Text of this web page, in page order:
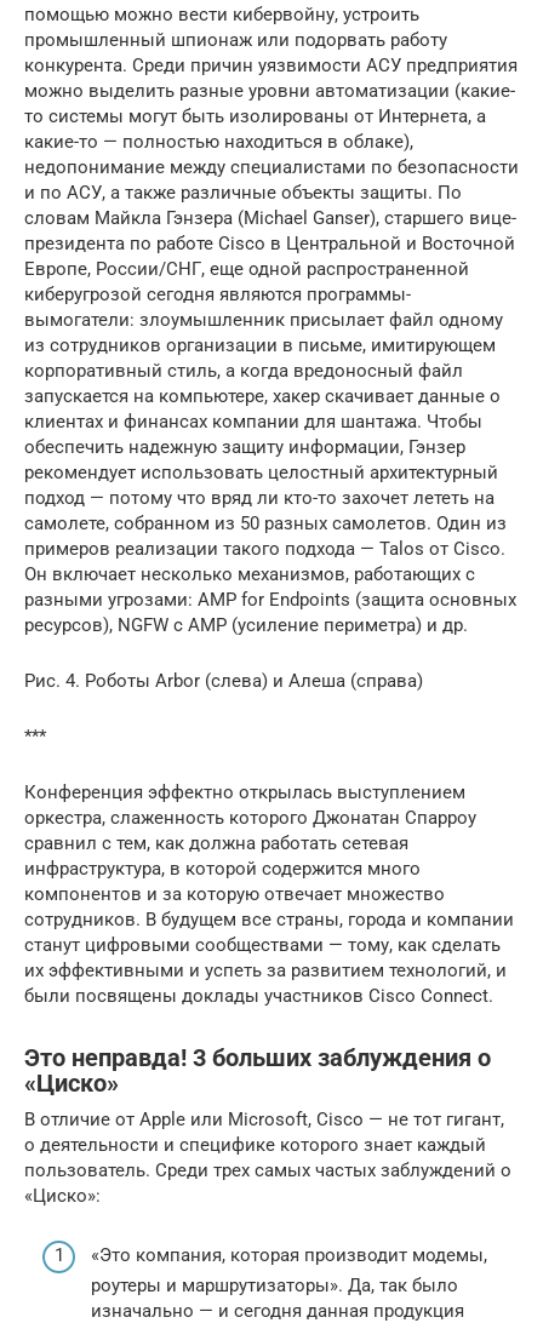
помощью можно вести кибервойну, устроить
промышленный шпионаж или подорвать работу
конкурента. Среди причин уязвимости АСУ предприятия
можно выделить разные уровни автоматизации (какие-
то системы могут быть изолированы от Интернета, а
какие-то — полностью находиться в облаке),
недопонимание между специалистами по безопасности
и по АСУ, а также различные объекты защиты. По
словам Майкла Гэнзера (Michael Ganser), старшего вице-
президента по работе Cisco в Центральной и Восточной
Европе, России/СНГ, еще одной распространенной
киберугрозой сегодня являются программы-
вымогатели: злоумышленник присылает файл одному
из сотрудников организации в письме, имитирующем
корпоративный стиль, а когда вредоносный файл
запускается на компьютере, хакер скачивает данные о
клиентах и финансах компании для шантажа. Чтобы
обеспечить надежную защиту информации, Гэнзер
рекомендует использовать целостный архитектурный
подход — потому что вряд ли кто-то захочет лететь на
самолете, собранном из 50 разных самолетов. Один из
примеров реализации такого подхода — Talos от Cisco.
Он включает несколько механизмов, работающих с
разными угрозами: AMP for Endpoints (защита основных
ресурсов), NGFW c AMP (усиление периметра) и др.
Рис. 4. Роботы Arbor (слева) и Алеша (справа)
***
Конференция эффектно открылась выступлением
оркестра, слаженность которого Джонатан Спарроу
сравнил с тем, как должна работать сетевая
инфраструктура, в которой содержится много
компонентов и за которую отвечает множество
сотрудников. В будущем все страны, города и компании
станут цифровыми сообществами — тому, как сделать
их эффективными и успеть за развитием технологий, и
были посвящены доклады участников Cisco Connect.
Это неправда! 3 больших заблуждения о
«Циско»
В отличие от Apple или Microsoft, Cisco — не тот гигант,
о деятельности и специфике которого знает каждый
пользователь. Среди трех самых частых заблуждений о
«Циско»:
«Это компания, которая производит модемы,
роутеры и маршрутизаторы». Да, так было
изначально — и сегодня данная продукция